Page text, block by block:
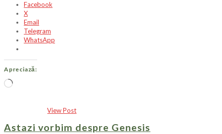
Facebook
X
Email
Telegram
WhatsApp
Apreciază:
Încarc...
View Post
Astazi vorbim despre Genesis